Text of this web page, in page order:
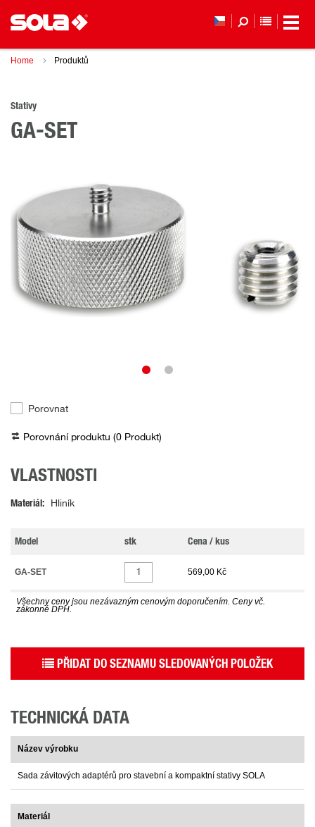
Home Produktů
Stativy
GA-SET
Porovnat
Porovnání produktu (0 Produkt)
VLASTNOSTI
Materiál Hliník
Model stk Cena / kus
GA-SET 569,00 Kč
Všechny ceny jsou nezávazným cenovým doporučením. Ceny vč.
zákonné DPH.
PŘIDAT DO SEZNAMU SLEDOVANÝCH POLOŽEK
TECHNICKÁ DATA
Název výrobku
Sada závitových adaptérů pro stavební a kompaktní stativy SOLA
Materiál